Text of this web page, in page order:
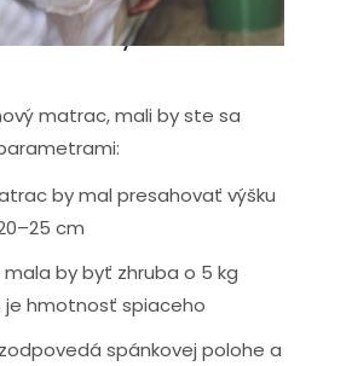
výberu nového
matrac, mali by ste sa
by mal presahovať výšku
cm
by byť zhruba o 5 kg
je hmotnosť spiaceho
spánkovej polohe a